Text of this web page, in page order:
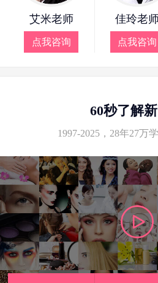
艾米老师
点我咨询
佳玲老
点我咨询
60秒了解
1997-2025，28年27万